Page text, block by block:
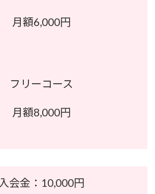
月額6,000円
フリーコース
月額8,000円
入会金：10,000円